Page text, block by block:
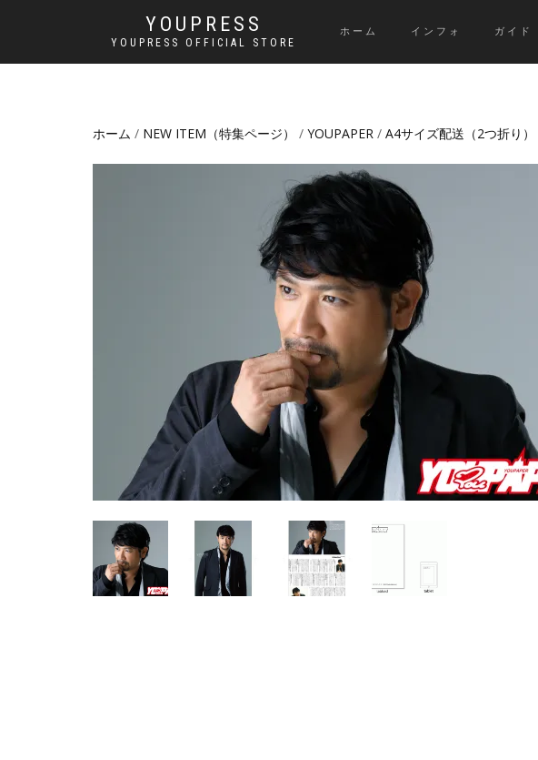
YOUPRESS
YOUPRESS OFFICIAL STORE
ホーム インフォ ガイド
ホーム / NEW ITEM（特集ページ） / YOUPAPER / A4サイズ配送（2つ折り）